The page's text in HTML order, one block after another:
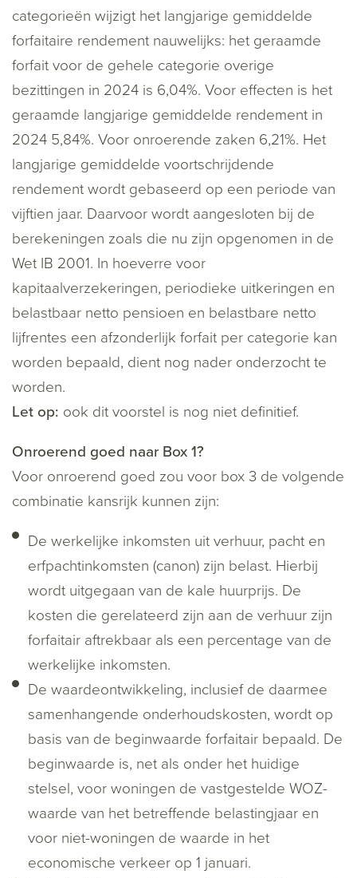
categorieën wijzigt het langjarige gemiddelde
forfaitaire rendement nauwelijks: het geraamde
forfait voor de gehele categorie overige
bezittingen in 2024 is 6,04%. Voor effecten is het
geraamde langjarige gemiddelde rendement in
2024 5,84%. Voor onroerende zaken 6,21%. Het
langjarige gemiddelde voortschrijdende
rendement wordt gebaseerd op een periode van
vijftien jaar. Daarvoor wordt aangesloten bij de
berekeningen zoals die nu zijn opgenomen in de
Wet IB 2001. In hoeverre voor
kapitaalverzekeringen, periodieke uitkeringen en
belastbaar netto pensioen en belastbare netto
lijfrentes een afzonderlijk forfait per categorie kan
worden bepaald, dient nog nader onderzocht te
worden.
Let op: ook dit voorstel is nog niet definitief.
Onroerend goed naar Box 1?
Voor onroerend goed zou voor box 3 de volgende
combinatie kansrijk kunnen zijn:
De werkelijke inkomsten uit verhuur, pacht en
erfpachtinkomsten (canon) zijn belast. Hierbij
wordt uitgegaan van de kale huurprijs. De
kosten die gerelateerd zijn aan de verhuur zijn
forfaitair aftrekbaar als een percentage van de
werkelijke inkomsten.
De waardeontwikkeling, inclusief de daarmee
samenhangende onderhoudskosten, wordt op
basis van de beginwaarde forfaitair bepaald. De
beginwaarde is, net als onder het huidige
stelsel, voor woningen de vastgestelde WOZ-
waarde van het betreffende belastingjaar en
voor niet-woningen de waarde in het
economische verkeer op 1 januari.